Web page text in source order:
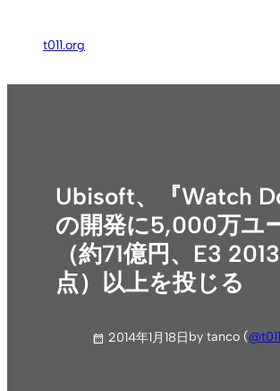
ス
t011.org
Ubisoft、『Watch
の開発に5,000万ユ
（約71億円、E3
点）以上を投じる
2014年1月18日by tanco (